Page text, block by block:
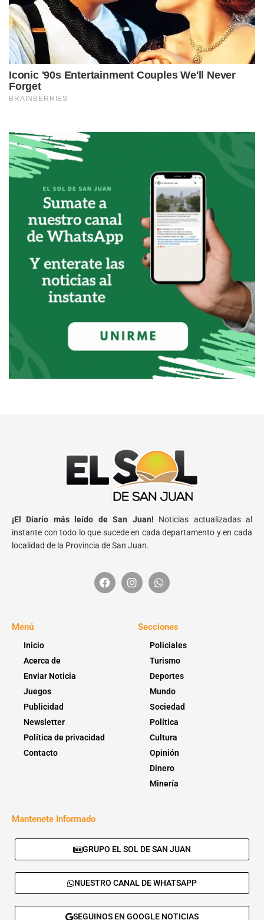
¡El Diario más leído de San Juan! Noticias actualizadas al
instante con todo lo que sucede en cada departamento y en cada
localidad de la Provincia de San Juan.
Menú
Inicio
Acerca de
Enviar Noticia
Juegos
Publicidad
Newsletter
Política de privacidad
Contacto
Secciones
Policiales
Turismo
Deportes
Mundo
Sociedad
Política
Cultura
Opinión
Dinero
Minería
Mantenete Informado
GRUPO EL SOL DE SAN JUAN
NUESTRO CANAL DE WHATSAPP
SEGUINOS EN GOOGLE NOTICIAS